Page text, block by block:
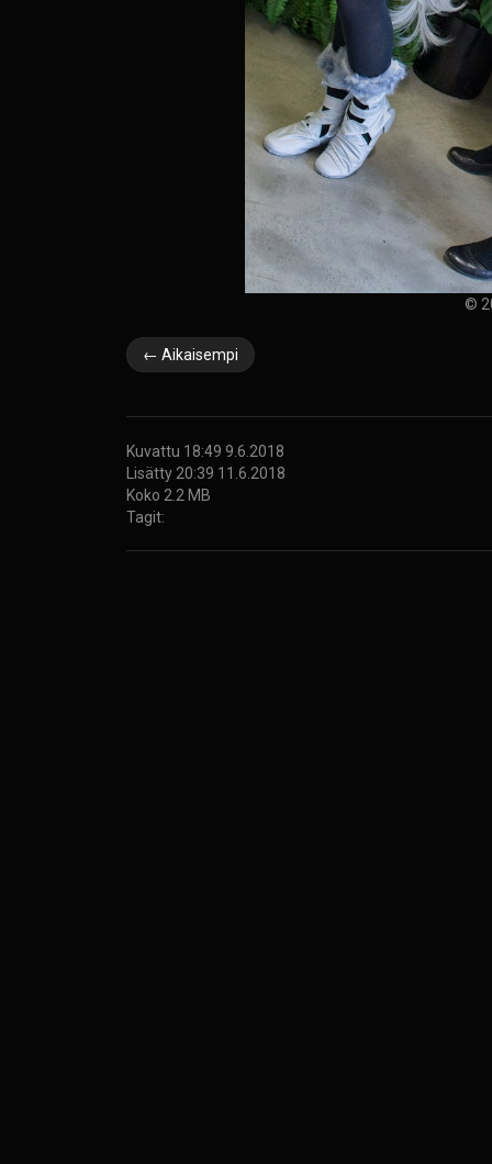
©
← Aikaisempi
Kuvattu 18:49 9.6.2018
Lisätty 20:39 11.6.2018
Koko 2.2 MB
Tagit: